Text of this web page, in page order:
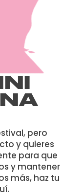
pero
y quieres
para que
y mantener
más, haz tu